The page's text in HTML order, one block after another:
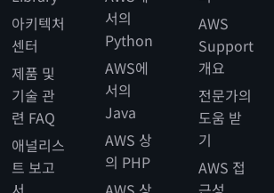
아키텍처
센터
제품 및
기술 관
련 FAQ
애널리스
트 보고
서의
Python
AWS에
서의
Java
AWS 상
의 PHP
AWS
Support
개요
전문가의
도움 받
기
AWS 접